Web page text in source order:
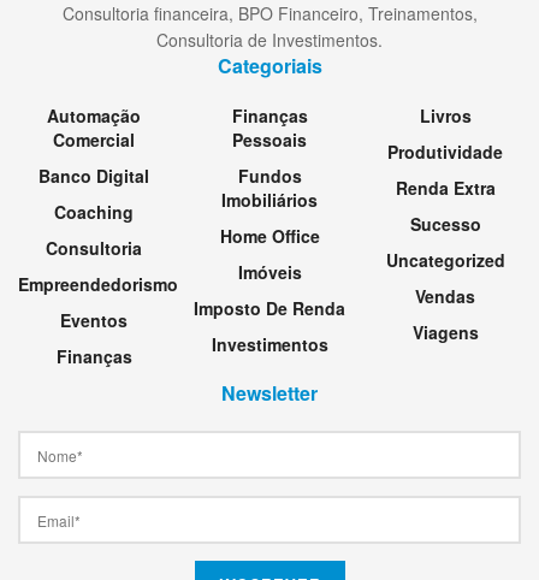
Consultoria financeira, BPO Financeiro, Treinamentos,
Consultoria de Investimentos.
Categoriais
Automação
Comercial
Banco Digital
Coaching
Consultoria
Empreendedorismo
Eventos
Finanças
Finanças
Pessoais
Fundos
Imobiliários
Home Office
Imóveis
Imposto De Renda
Investimentos
Livros
Produtividade
Renda Extra
Sucesso
Uncategorized
Vendas
Viagens
Newsletter